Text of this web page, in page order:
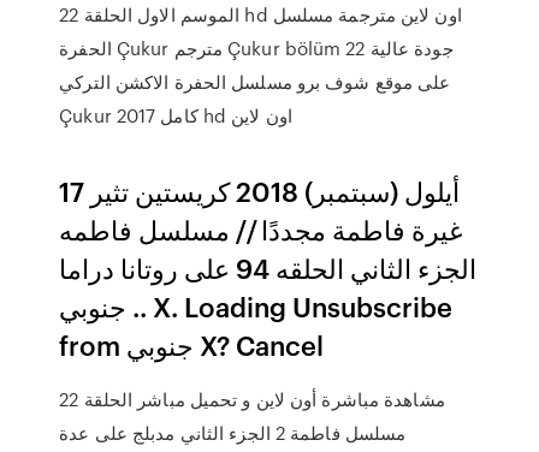
الموسم الاول الحلقة 22 hd اون لاين مترجمة مسلسل
الحفرة Çukur مترجم Çukur bölüm 22 جودة عالية
على موقع شوف برو مسلسل الحفرة الاكشن التركي
Çukur 2017 كامل hd اون لاين
17 أيلول (سبتمبر) 2018 كريستين تثير
غيرة فاطمة مجددًا // مسلسل فاطمه
الجزء الثاني الحلقه 94 على روتانا دراما
.. جنوبي X. Loading Unsubscribe
from جنوبي X? Cancel
مشاهدة مباشرة أون لاين و تحميل مباشر الحلقة 22
مسلسل فاطمة 2 الجزء الثاني مدبلج على عدة